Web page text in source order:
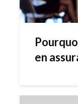
en